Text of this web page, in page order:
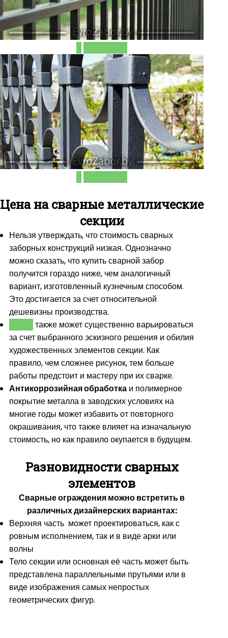
Цена на сварные металлические
секции
Нельзя утверждать, что стоимость сварных
заборных конструкций низкая. Однозначно
можно сказать, что купить сварной забор
получится гораздо ниже, чем аналогичный
вариант, изготовленный кузнечным способом.
Это достигается за счет относительной
дешевизны производства.
также может существенно варьироваться
за счет выбранного эскизного решения и обилия
художественных элементов секции. Как
правило, чем сложнее рисунок, тем больше
работы предстоит и мастеру при их сварке.
Антикоррозийная обработка и полимерное
покрытие металла в заводских условиях на
многие годы может избавить от повторного
окрашивания, что также влияет на изначальную
стоимость, но как правило окупается в будущем.
Разновидности сварных
элементов
Сварные ограждения можно встретить в
различных дизайнерских вариантах:
Верхняя часть может проектироваться, как с
ровным исполнением, так и в виде арки или
волны
Тело секции или основная её часть может быть
представлена параллельными прутьями или в
виде изображения самых непростых
геометрических фигур.